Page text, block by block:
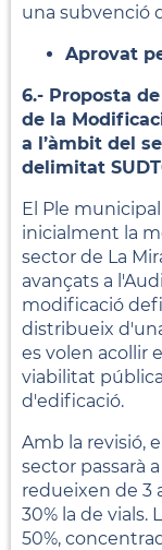
una subvenció
Aprovat
6.- Proposta
de la
a l’àmbit del
delimitat
El Ple
inicialment la
sector de La
avançats a
modificació
distribueix
es volen acollir
viabilitat
d'edificació.
Amb la revisió,
sector passarà
redueixen de 3
30% la de vials.
50%,